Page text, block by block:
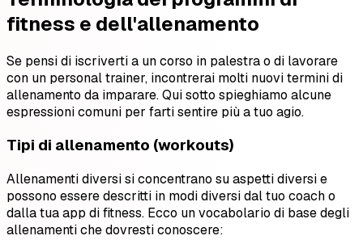
fitness e dell'allenamento
Se pensi di iscriverti a un corso in palestra o di lavorare
con un personal trainer, incontrerai molti nuovi termini di
allenamento da imparare. Qui sotto spieghiamo alcune
espressioni comuni per farti sentire più a tuo agio.
Tipi di allenamento (workouts)
Allenamenti diversi si concentrano su aspetti diversi e
possono essere descritti in modi diversi dal tuo coach o
dalla tua app di fitness. Ecco un vocabolario di base degli
allenamenti che dovresti conoscere: